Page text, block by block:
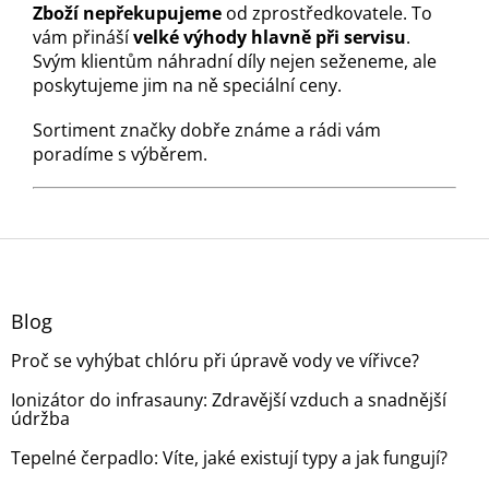
Zboží nepřekupujeme od zprostředkovatele. To
vám přinášívelké výhody hlavně při servisu.
Svým klientům náhradní díly nejen seženeme, ale
poskytujeme jim na ně speciální ceny.
Sortiment značky dobře známe a rádi vám
poradíme s výběrem.
Z
Blog
Proč se vyhýbat chlóru při úpravě vody ve vířivce?
Ionizátor do infrasauny: Zdravější vzduch a snadnější
údržba
Tepelné čerpadlo: Víte, jaké existují typy a jak fungují?